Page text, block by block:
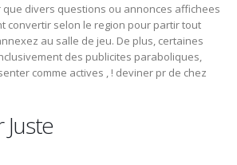
divers questions ou annonces affichees
convertir selon le region pour partir tout
au salle de jeu. De plus, certaines
des publicites paraboliques,
comme actives , ! deviner pr de chez